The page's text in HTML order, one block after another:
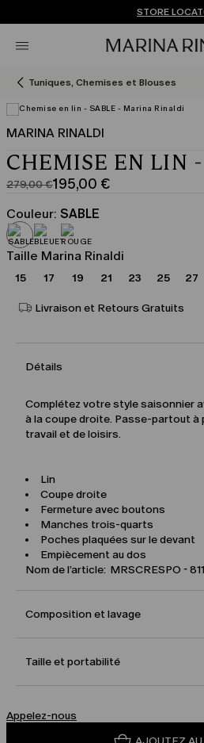
EXPÉDITIONS ET
Vous n’avez pas de compte?
STORE
Tuniques, Chemises et Blouses
MARINA RINALDI
CHEMISE EN LIN
279,00 €
Prix
original
279,00
€
195,00 €
Prix
actuel
195,00
€
Couleur: SABLE
Taille Marina Rinaldi
15 17 19 21 23 25 27
Livraison et Retours Gratuits
Détails
Complétez votre style saisonnier
à la coupe droite. Passe-partout à
travail et de loisirs.
Lin
Coupe droite
Fermeture avec boutons
Manches trois-quarts
Poches plaquées sur le devant
Empiècement au dos
Nom de l’article: MRSCRESPO -
Composition et lavage
Taille et portabilité
Appelez-nous